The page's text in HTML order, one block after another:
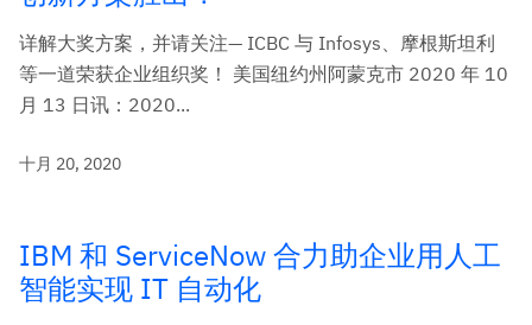
详解大奖方案，并请关注— ICBC 与 Infosys、摩根斯坦利
等一道荣获企业组织奖！ 美国纽约州阿蒙克市 2020 年 10
月 13 日讯：2020...
十月 20, 2020
IBM 和 ServiceNow 合力助企业用人工
智能实现 IT 自动化